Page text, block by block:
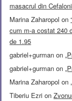
masacrul din
Marina Zaharopol on
cum m-a costat 240
de 1.95
gabriel+gurman on
gabriel+gurman on
Marina Zaharopol on
Tiberiu Ezri on